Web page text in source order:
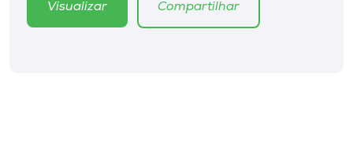
RádioVisualizar Compartilhar